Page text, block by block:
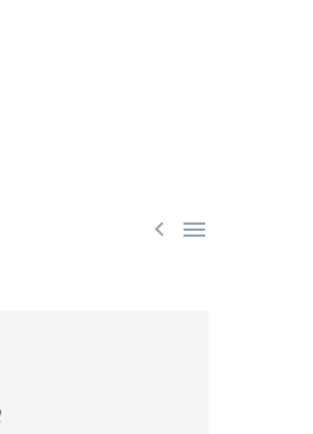
 